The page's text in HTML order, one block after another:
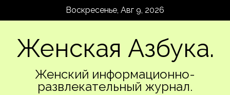
Воскресенье, Авг 9, 2026
Женская Азбука.
Женский информационно-
развлекательный журнал.